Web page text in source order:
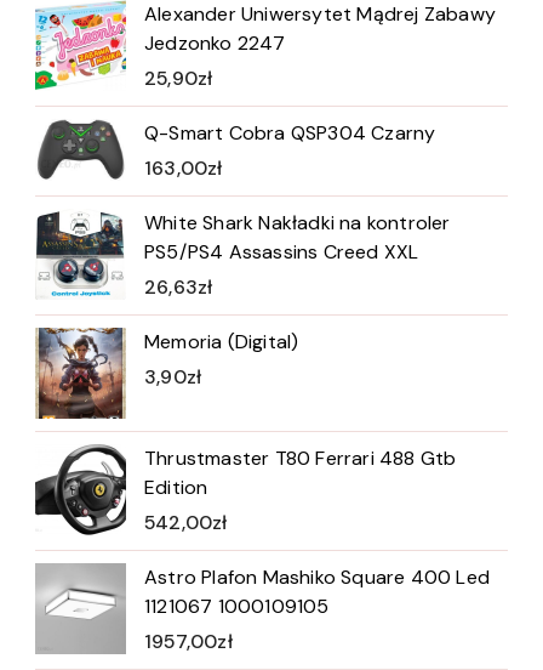
Alexander Uniwersytet Mądrej Zabawy
Jedzonko 2247
25,90zł
Q-Smart Cobra QSP304 Czarny
163,00zł
White Shark Nakładki na kontroler
PS5/PS4 Assassins Creed XXL
26,63zł
Memoria (Digital)
3,90zł
Thrustmaster T80 Ferrari 488 Gtb
Edition
542,00zł
Astro Plafon Mashiko Square 400 Led
1121067 1000109105
1957,00zł